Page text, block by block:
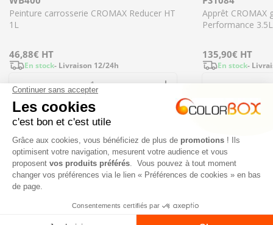
Peinture carrosserie CROMAX Reducer HT
1L
Prix
régulier
46,88€ HT
En stock- Livraison 12/24h
Diminuer la quantité pour WB400 - Peinture
Ajouter
Apprêt CROMAX
Performance 3.5L
Prix
régulier
135,90€ HT
En stock-
NOS NOUVEAUTÉS
TOUT VOIR